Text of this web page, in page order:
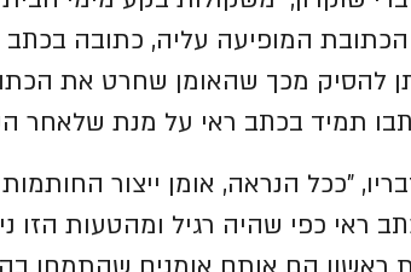
הכתובת המופיעה עליה, כתובה בכתב
להסיק מכך שהאומן שחרט את
תמיד בכתב ראי על מנת שלאחר
"ככל הנראה, אומן ייצור
ראי כפי שהיה רגיל ומהטעות הזו